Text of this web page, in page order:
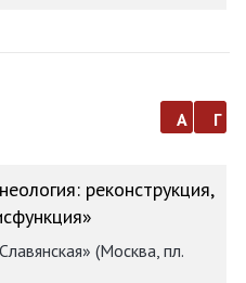
а г
реконструкция,
(Москва, пл.